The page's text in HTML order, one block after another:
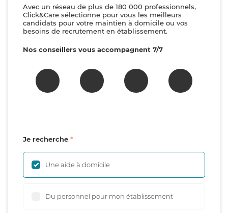
Avec un réseau de plus de 180 000 professionnels,
Click&Care sélectionne pour vous les meilleurs
candidats pour votre maintien à domicile ou vos
besoins de recrutement en établissement.
Nos conseillers vous accompagnent 7/7
Je recherche
Une aide à domicile
Du personnel pour mon établissement